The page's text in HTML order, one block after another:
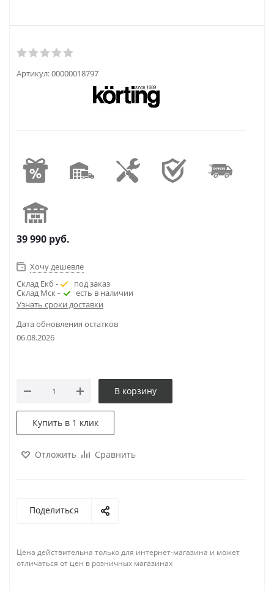
Артикул:00000018797
39 990 руб.
Хочу дешевле
Склад Екб -
под заказ
Склад Мск -
есть в наличии
Узнать сроки доставки
Дата обновления остатков
06.08.2026
В корзину
Купить в 1 клик
Отложить Сравнить
Поделиться
Цена действительна только для интернет-магазина и может
отличаться от цен в розничных магазинах